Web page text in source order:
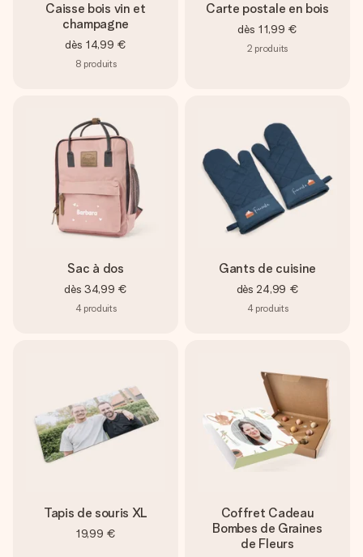
Caisse bois vin et
champagne
dès 14,99 €
8 produits
Carte postale en bois
dès 11,99 €
2 produits
Sac à dos
dès 34,99 €
4 produits
Gants de cuisine
dès 24,99 €
4 produits
Tapis de souris XL
19,99 €
Coffret Cadeau
Bombes de Graines
de Fleurs